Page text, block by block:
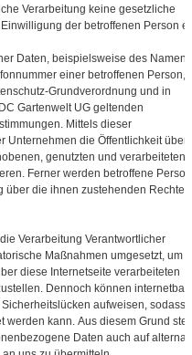
Verarbeitung keine gesetzliche
der betroffenen Person
Daten, beispielsweise des
einer betroffenen Person,
Grundverordnung und in
Gartenwelt UG geltenden
Mittels dieser
Unternehmen die Öffentlichkeit über
genutzten und verarbeiteten
Ferner werden betroffene
über die ihnen zustehenden Rechte
Verarbeitung Verantwortlicher
Maßnahmen umgesetzt, um
diese Internetseite verarbeiteten
Dennoch können
aufweisen, sodass
werden kann. Aus diesem Grund
Daten auch auf